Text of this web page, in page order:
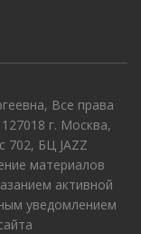
Все права
г. Москва,
702, БЦ JAZZ
материалов
активной
уведомлением